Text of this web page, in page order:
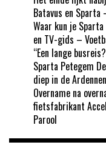
Batavus en Sparta
Waar kun je
en TV-gids –
“Een lange
Sparta Petegem
diep in de
Overname na
fietsfabrikant
Parool